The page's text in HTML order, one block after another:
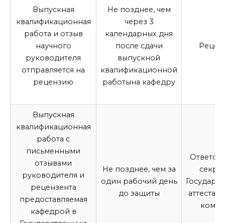
Выпускная
квалификационная
работа и отзыв
научного
руководителя
отправляется на
рецензию
Не позднее, чем
через 3
календарных дня
после сдачи
выпускной
квалификационной
работына кафедру
Выпускная
квалификационная
работа с
письменными
отзывами
руководителя и
рецензента
предоставляемая
кафедрой в
Не позднее, чем за
один рабочий день
до защиты